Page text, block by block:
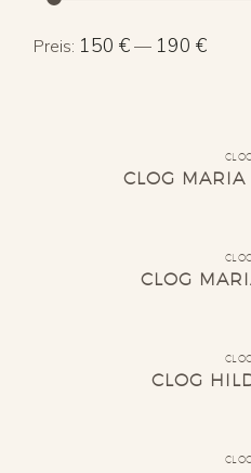
Min.
Max.
Preis: 150 €— 190 €
CLOG
CLOG
CLOG